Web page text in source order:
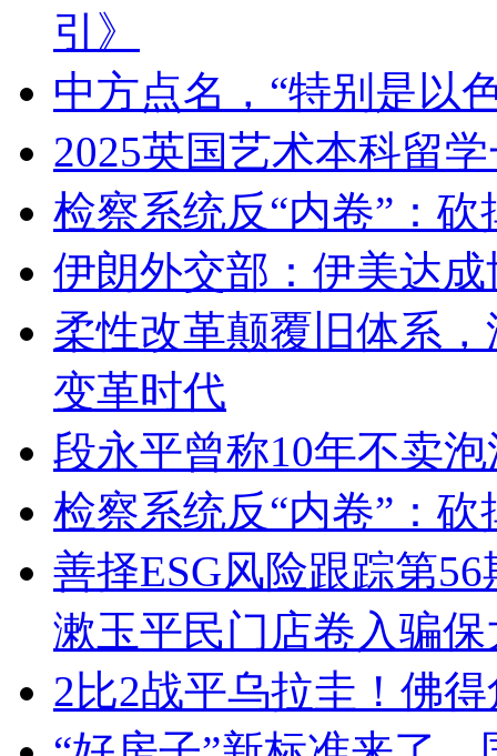
引》
中方点名，“特别是以
2025英国艺术本科留
检察系统反“内卷”：砍
伊朗外交部：伊美达
柔性改革颠覆旧体系
变革时代
段永平曾称10年不卖
检察系统反“内卷”：砍
善择ESG风险跟踪第
漱玉平民门店卷入骗保
2比2战平乌拉圭！佛